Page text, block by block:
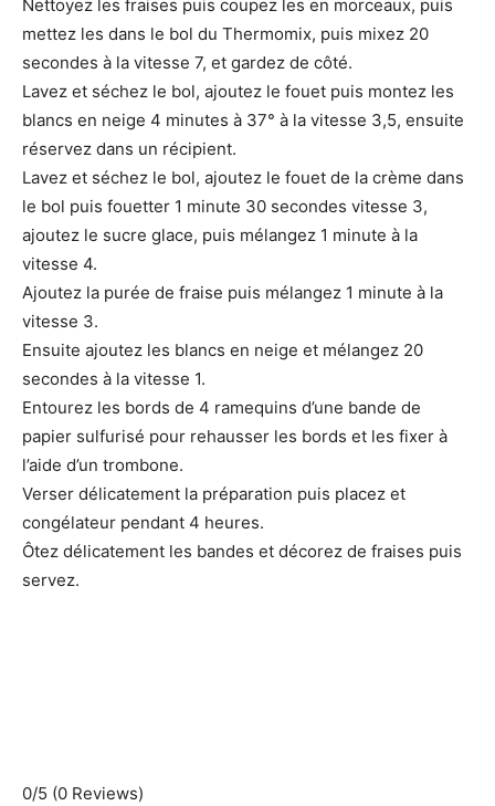
Nettoyez les fraises puis coupez les en morceaux, puis
mettez les dans le bol du Thermomix, puis mixez 20
secondes à la vitesse 7, et gardez de côté.
Lavez et séchez le bol, ajoutez le fouet puis montez les
blancs en neige 4 minutes à 37° à la vitesse 3,5, ensuite
réservez dans un récipient.
Lavez et séchez le bol, ajoutez le fouet de la crème dans
le bol puis fouetter 1 minute 30 secondes vitesse 3,
ajoutez le sucre glace, puis mélangez 1 minute à la
vitesse 4.
Ajoutez la purée de fraise puis mélangez 1 minute à la
vitesse 3.
Ensuite ajoutez les blancs en neige et mélangez 20
secondes à la vitesse 1.
Entourez les bords de 4 ramequins d’une bande de
papier sulfurisé pour rehausser les bords et les fixer à
l’aide d’un trombone.
Verser délicatement la préparation puis placez et
congélateur pendant 4 heures.
Ôtez délicatement les bandes et décorez de fraises puis
servez.
0/5 (0 Reviews)